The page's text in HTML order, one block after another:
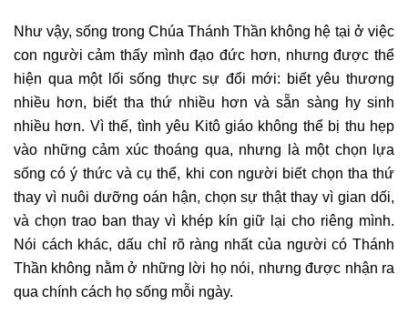
Như vậy, sống trong Chúa Thánh Thần không hệ tại ở việc
con người cảm thấy mình đạo đức hơn, nhưng được thể
hiện qua một lối sống thực sự đổi mới: biết yêu thương
nhiều hơn, biết tha thứ nhiều hơn và sẵn sàng hy sinh
nhiều hơn. Vì thế, tình yêu Kitô giáo không thể bị thu hẹp
vào những cảm xúc thoáng qua, nhưng là một chọn lựa
sống có ý thức và cụ thể, khi con người biết chọn tha thứ
thay vì nuôi dưỡng oán hận, chọn sự thật thay vì gian dối,
và chọn trao ban thay vì khép kín giữ lại cho riêng mình.
Nói cách khác, dấu chỉ rõ ràng nhất của người có Thánh
Thần không nằm ở những lời họ nói, nhưng được nhận ra
qua chính cách họ sống mỗi ngày.